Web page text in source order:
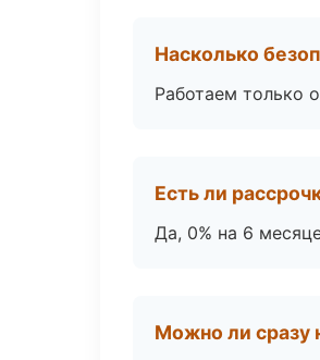
Насколько
Работаем только
Есть ли
Да, 0% на 6
Можно ли сразу